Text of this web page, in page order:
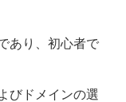
あり、初心者で
びドメインの選